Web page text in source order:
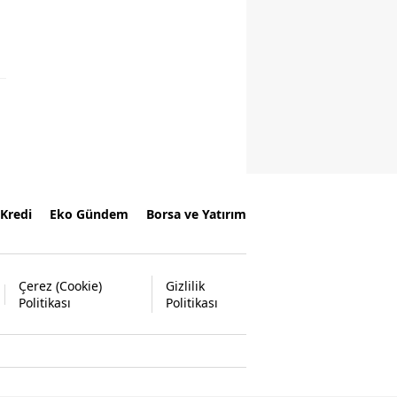
Kredi Eko Gündem Borsa ve Yatırım
Çerez (Cookie)
Politikası
Gizlilik
Politikası